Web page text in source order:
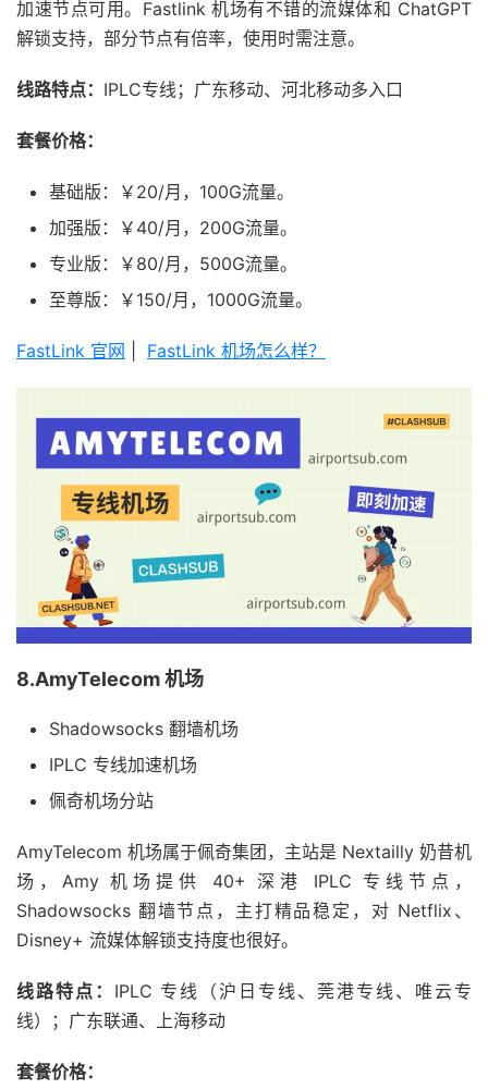
加速节点可用。Fastlink 机场有不错的流媒体和 ChatGPT
解锁支持，部分节点有倍率，使用时需注意。
线路特点： IPLC专线；广东移动、河北移动多入口
套餐价格：
基础版：￥20/月，100G流量。
加强版：￥40/月，200G流量。
专业版：￥80/月，500G流量。
至尊版：￥150/月，1000G流量。
FastLink 官网 FastLink 机场怎么样？
8.AmyTelecom 机场
Shadowsocks 翻墙机场
IPLC 专线加速机场
佩奇机场分站
AmyTelecom 机场属于佩奇集团，主站是 Nextailly 奶昔机
场，Amy 机场提供 40+ 深港 IPLC 专线节点，
Shadowsocks 翻墙节点，主打精品稳定，对 Netflix、
Disney+ 流媒体解锁支持度也很好。
线路特点： IPLC 专线（沪日专线、莞港专线、唯云专
线）；广东联通、上海移动
套餐价格：